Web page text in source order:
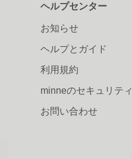
ヘルプセンター
お知らせ
ヘルプとガイド
利用規約
minneのセキュリティ
お問い合わせ